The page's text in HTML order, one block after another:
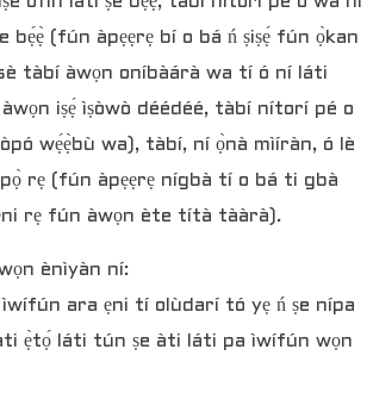
bẹ́ẹ̀ (fún àpẹẹrẹ bí o bá ń ṣiṣẹ́ fún ọ̀kan
tàbí àwọn oníbàárà wa tí ó ní láti
iṣẹ́ ìṣòwò déédéé, tàbí nítorí pé o
wẹ́ẹ̀bù wa), tàbí, ní ọ̀nà mìíràn, ó lè
rẹ (fún àpẹẹrẹ nígbà tí o bá ti gbà
rẹ fún àwọn ète títà tààrà).
ènìyàn ní:
ara ẹni tí olùdarí tó yẹ ń ṣe nípa
ẹ̀tọ́ láti tún ṣe àti láti pa ìwífún wọn